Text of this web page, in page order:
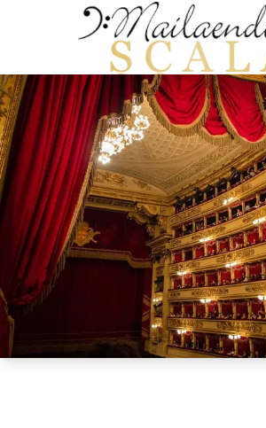
MAILÄNDER SCALA
SPIELPLAN 2026/2027
SITZPLAN